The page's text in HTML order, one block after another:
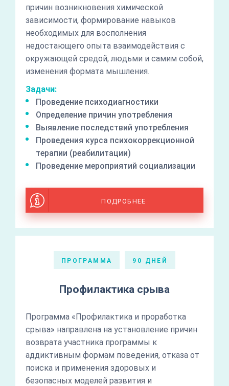
причин возникновения химической
зависимости, формирование навыков
необходимых для восполнения
недостающего опыта взаимодействия с
окружающей средой, людьми и самим собой,
изменения формата мышления.
Задачи:
Проведение психодиагностики
Определение причин употребления
Выявление последствий употребления
Проведения курса психокоррекционной
терапии (реабилитации)
Проведение мероприятий социализации
ПОДРОБНЕЕ
ПРОГРАММА 90 ДНЕЙ
Профилактика срыва
Программа «Профилактика и проработка
срыва» направлена на установление причин
возврата участника программы к
аддиктивным формам поведения, отказа от
поиска и применения здоровых и
безопасных моделей развития и